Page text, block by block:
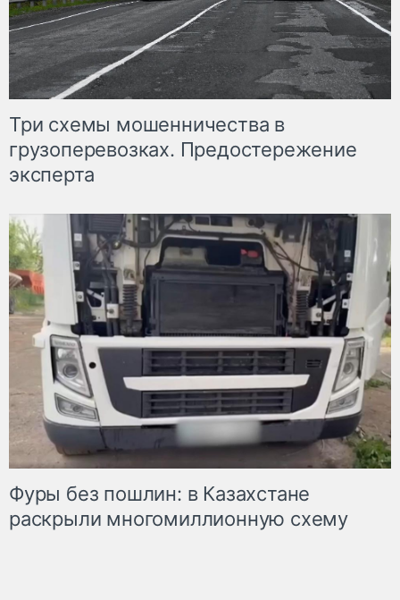
Три схемы мошенничества в
грузоперевозках. Предостережение
эксперта
Фуры без пошлин: в Казахстане
раскрыли многомиллионную схему